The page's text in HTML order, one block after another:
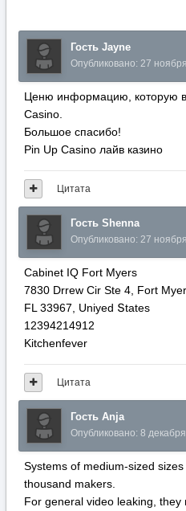
Гость Jayne
Опубликовано: 27
Ценю информацию, которую
Casino.
Большое спасибо!
Pin Up Casino лайв казино
Цитата
Гость Shenna
Опубликовано: 27
Cabinet IQ Fort Myers
7830 Drrew Cir Ste 4, Fort
FL 33967, Uniyed Տtates
12394214912
Kitchenfever
Цитата
Гость Anja
Опубликовано: 8
Systems of medium-sized
thousand makers.
For general video leaking,